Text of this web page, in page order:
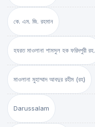
কে. এম. জি. রহমান
হযরত মাওলানা শামসুল হক ফরিদপুরী রহ.
মাওলানা মুহাম্মাদ আবদুর রহীম (রহ)
Darussalam